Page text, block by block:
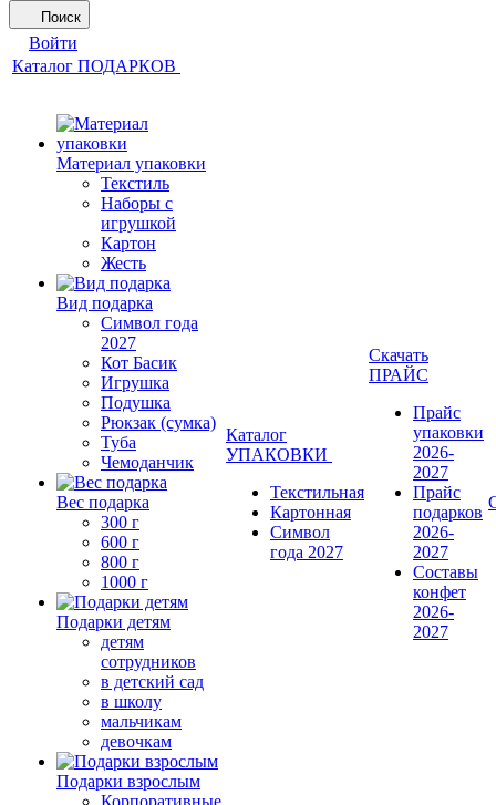
Поиск
Войти
Каталог ПОДАРКОВ
Материал упаковки
Текстиль
Наборы с
игрушкой
Картон
Жесть
Вид подарка
Символ года
2027
Кот Басик
Игрушка
Подушка
Рюкзак (сумка)
Туба
Чемоданчик
Вес подарка
300 г
600 г
800 г
1000 г
Подарки детям
детям
сотрудников
в детский сад
в школу
мальчикам
девочкам
Подарки взрослым
Корпоративные
Каталог
УПАКОВКИ
Текстильная
Картонная
Символ
года 2027
Скачать
ПРАЙС
Прайс
упаковки
2026-
2027
Прайс
подарков
2026-
2027
Составы
конфет
2026-
2027